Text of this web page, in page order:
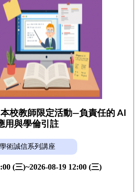
本校教師限定活動—負責任的 AI
用與學倫引註
學術誠信系列講座
(三)~2026-08-19 12:00 (三)